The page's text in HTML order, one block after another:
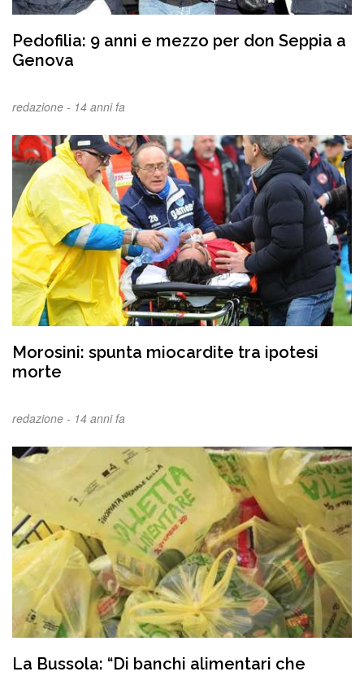
Pedofilia: 9 anni e mezzo per don Seppia a
Genova
redazione - 14 anni fa
Morosini: spunta miocardite tra ipotesi
morte
redazione - 14 anni fa
La Bussola: “Di banchi alimentari che